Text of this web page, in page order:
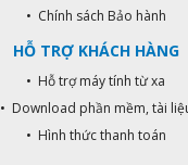
• Chính sách Bảo hành
HỖ TRỢ KHÁCH HÀNG
• Hỗ trợ máy tính từ xa
• Download phần mềm, tài
• Hình thức thanh toán